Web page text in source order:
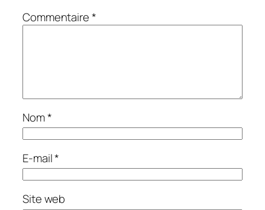
Commentaire*
Nom*
E-mail*
Site web